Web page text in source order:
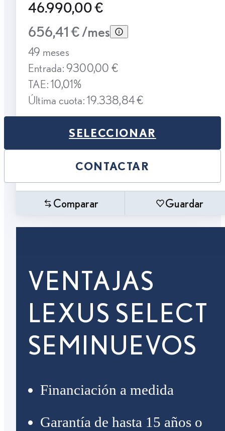
46.990,00 €
656,41 € /mes
49 meses
Entrada: 9300,00 €
TAE: 10,01%
Última cuota: 19.338,84 €
SELECCIONAR
CONTACTAR
Comparar Guardar
VENTAJAS
LEXUS SELECT
SEMINUEVOS
Financiación a medida
Garantía de hasta 15 años o